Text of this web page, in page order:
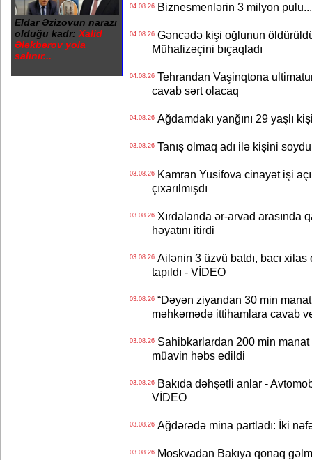
Eldar Əzizovun narazı
olduğu kadr: Xalid
Ələkbərov yola
salınır...
04.08.26Biznesmenlərin 3 milyon
04.08.26Gəncədə kişi oğlunun
Mühafizəçini bıçaqladı
04.08.26Tehrandan Vaşinqtona
cavab sərt olacaq
04.08.26Ağdamdakı yanğını 29 yaşlı
03.08.26Tanış olmaq adı ilə kişini
03.08.26Kamran Yusifova cinayət işi
çıxarılmışdı
03.08.26Xırdalanda ər-arvad arasında
həyatını itirdi
03.08.26Ailənin 3 üzvü batdı, bacı xilas
tapıldı - VİDEO
03.08.26“Dəyən ziyandan 30 min
məhkəmədə ittihamlara cavab
03.08.26Sahibkarlardan 200 min manat
müavin həbs edildi
03.08.26Bakıda dəhşətli anlar -
VİDEO
03.08.26Ağdərədə mina partladı: İki
03.08.26Moskvadan Bakıya qonaq